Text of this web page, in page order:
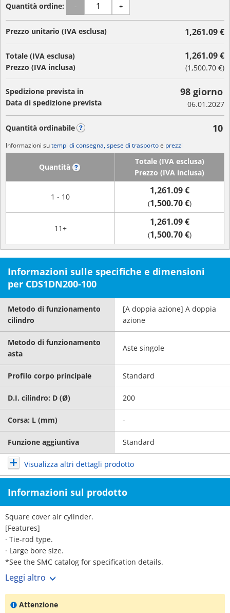
Quantità ordine: - +
Prezzo unitario (IVA esclusa) 1,261.09 €
Totale (IVA esclusa)
Prezzo (IVA inclusa)
1,261.09 €
(1,500.70 €)
Spedizione prevista in
Data di spedizione prevista
98 giorno
06.01.2027
Quantità ordinabile 10
Informazioni sutempi di consegna, spese di trasportoe prezzi
Quantità
Totale (IVA esclusa)
Prezzo (IVA inclusa)
1 - 10
1,261.09 €
(1,500.70 €)
11+
1,261.09 €
(1,500.70 €)
Informazioni sulle specifiche e dimensioni
per CDS1DN200-100
Metodo di funzionamento
cilindro
[A doppia azione] A doppia
azione
Metodo di funzionamento
asta
Aste singole
Profilo corpo principale Standard
D.I. cilindro: D (Ø) 200
Corsa: L (mm) -
Funzione aggiuntiva Standard
Visualizza altri dettagli prodotto
Informazioni sul prodotto
Square cover air cylinder.
[Features]
· Tie-rod type.
· Large bore size.
*See the SMC catalog for specification details.
*Product pictures are representative images. CAD data is not
supported for some model numbers.
Leggi altro
Attenzione